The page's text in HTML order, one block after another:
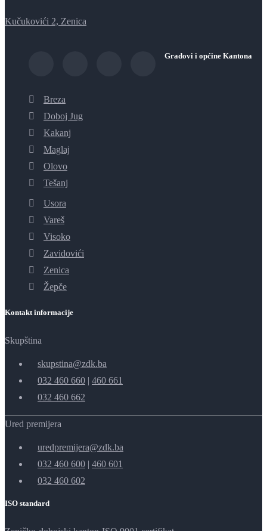
Kučukovići 2, Zenica
Gradovi i općine Kantona
Breza
Doboj Jug
Kakanj
Maglaj
Olovo
Tešanj
Usora
Vareš
Visoko
Zavidovići
Zenica
Žepče
Kontakt informacije
Skupština
skupstina@zdk.ba
032 460 660 | 460 661
032 460 662
Ured premijera
uredpremijera@zdk.ba
032 460 600 | 460 601
032 460 602
ISO standard